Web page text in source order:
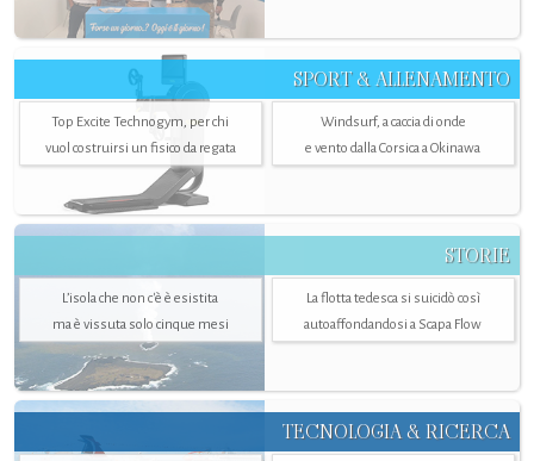
SPORT & ALLENAMENTO
Top Excite Technogym, per chi
vuol costruirsi un fisico da regata
Windsurf, a caccia di onde
e vento dalla Corsica a Okinawa
STORIE
L’isola che non c'è è esistita
ma è vissuta solo cinque mesi
La flotta tedesca si suicidò così
autoaffondandosi a Scapa Flow
TECNOLOGIA & RICERCA